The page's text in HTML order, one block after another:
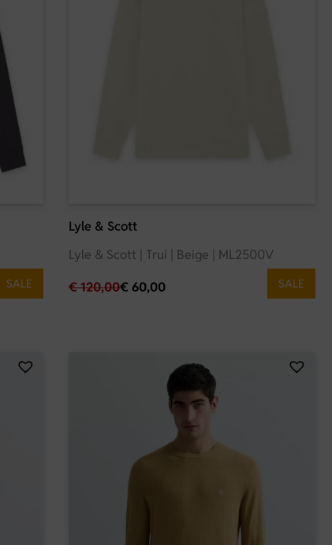
SALE
Lyle & Scott
SALE
Lyle & Scott | Trui | Beige | ML2500V
€120,00€ 60,00